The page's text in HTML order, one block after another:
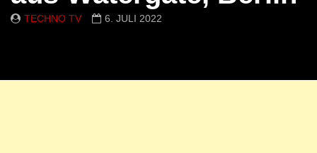
TECHNO TV 6. JULI 2022